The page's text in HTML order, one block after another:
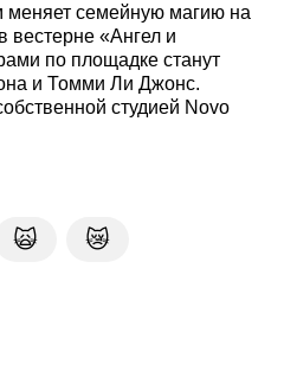
семейную магию на
вестерне «Ангел и
по площадке станут
и Томми Ли Джонс.
студией Novo
🙀 😿